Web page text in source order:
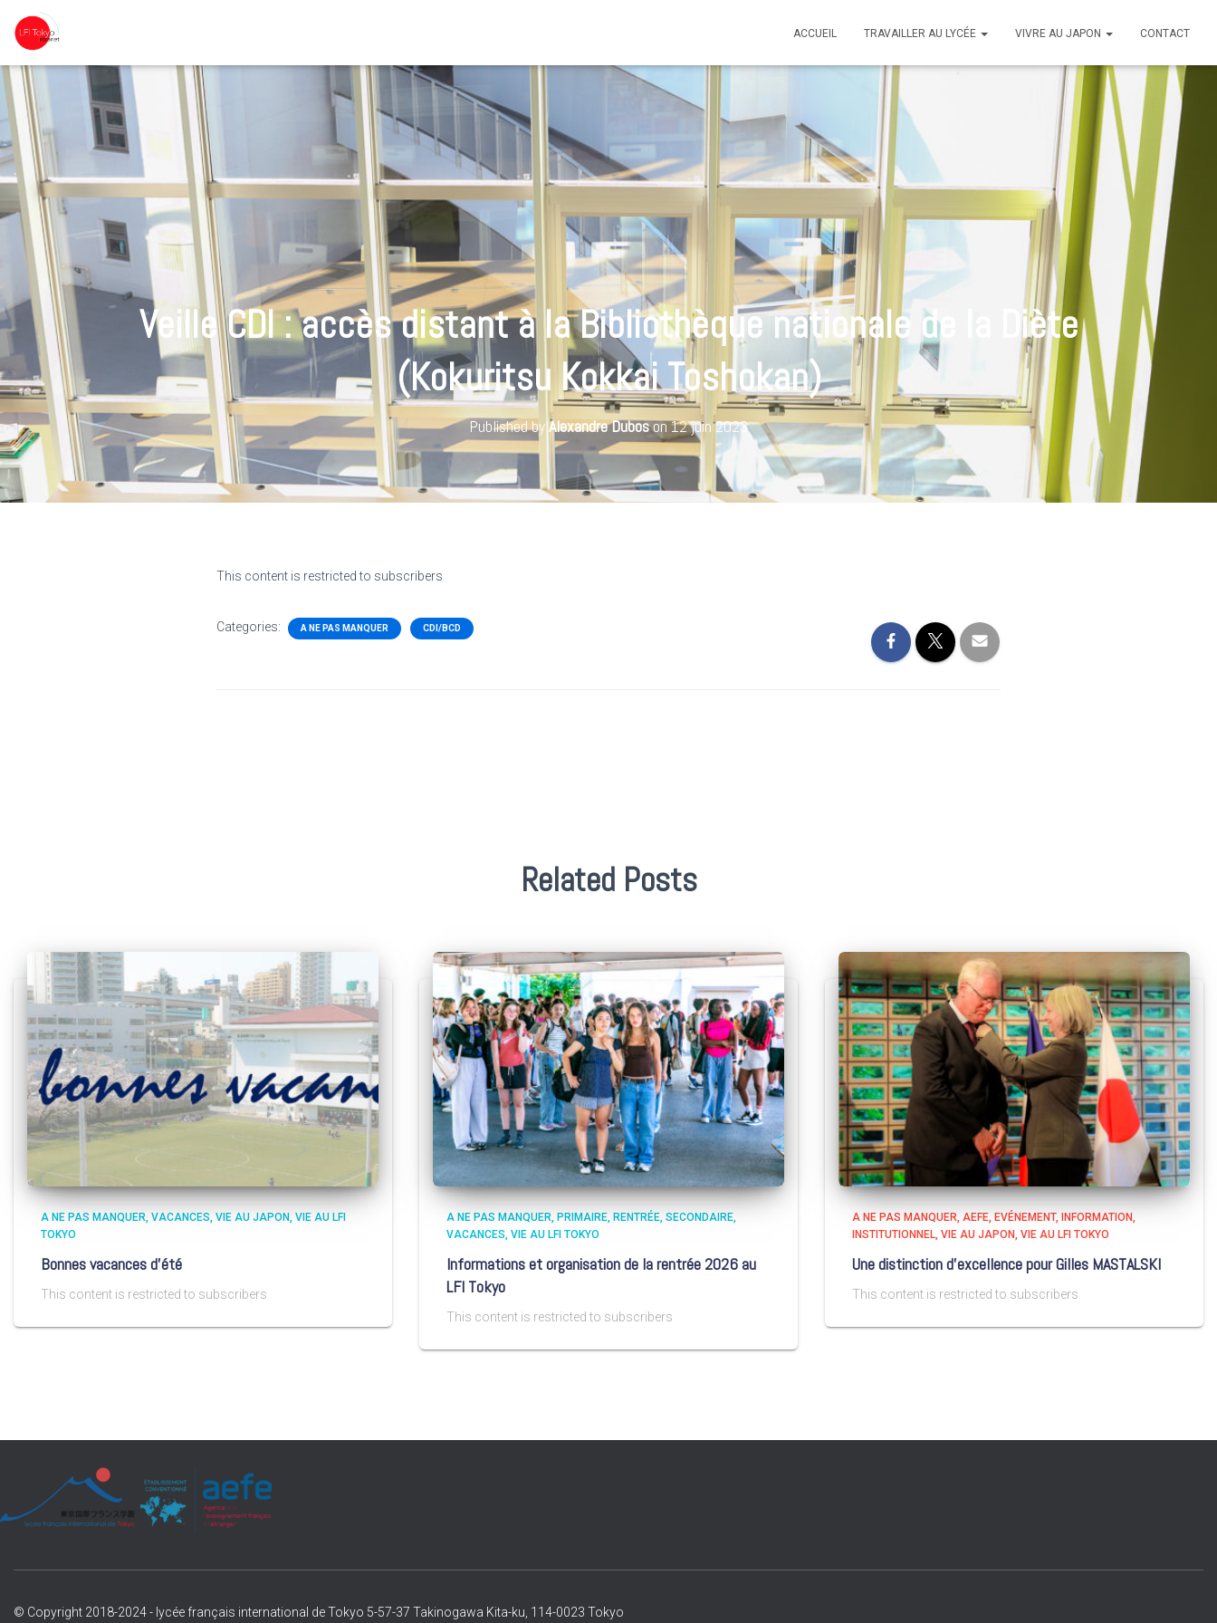
ACCUEIL TRAVAILLER AU LYCÉE VIVRE AU JAPON CONTACT
Veille CDI : accès distant à la Bibliothèque nationale de la Diète
(Kokuritsu Kokkai Toshokan)
Published byAlexandre Duboson12 juin 2023
This content is restricted to subscribers
Categories: A NE PAS MANQUER CDI/BCD
Related Posts
A NE PAS MANQUER VACANCES VIE AU JAPON VIE AU LFI
TOKYO
Bonnes vacances d’été
This content is restricted to subscribers
A NE PAS MANQUER PRIMAIRE RENTRÉE SECONDAIRE
VACANCES VIE AU LFI TOKYO
Informations et organisation de la rentrée 2026 au
LFI Tokyo
This content is restricted to subscribers
A NE PAS MANQUER AEFE EVÉNEMENT
INFORMATION
INSTITUTIONNEL VIE AU JAPON VIE AU LFI TOKYO
Une distinction d’excellence pour Gilles MASTALSKI
This content is restricted to subscribers
© Copyright 2018-2024 - lycée français international de Tokyo 5-57-37 Takinogawa Kita-ku, 114-0023 Tokyo